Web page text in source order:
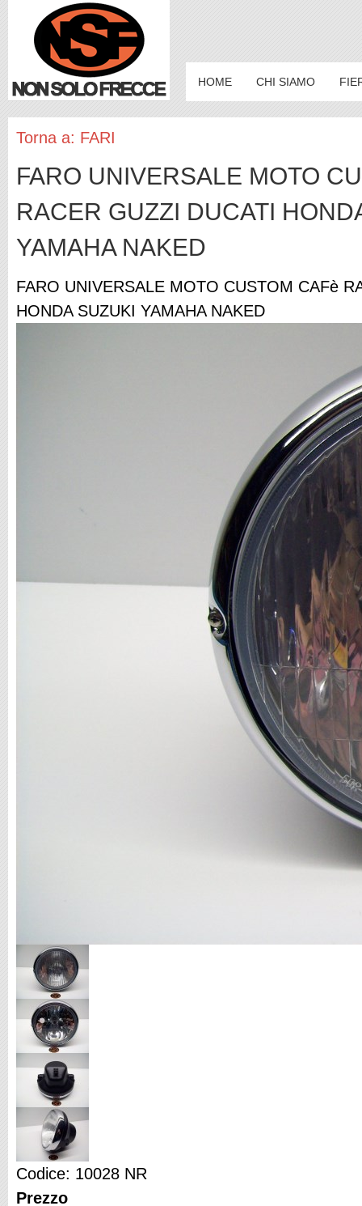
HOME CHI SIAMO
Torna a: FARI
FARO UNIVERSALE MOTO
RACER GUZZI DUCATI
YAMAHA NAKED
FARO UNIVERSALE MOTO CUSTOM CAFè
HONDA SUZUKI YAMAHA NAKED
Codice: 10028 NR
Prezzo